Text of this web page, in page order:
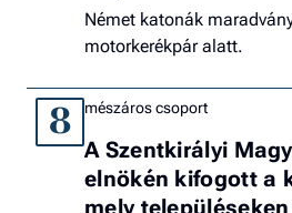
Német katonák
motorkerékpár alatt.
8 mészáros csoport
A Szentkirályi
elnökén kifogott a
mely